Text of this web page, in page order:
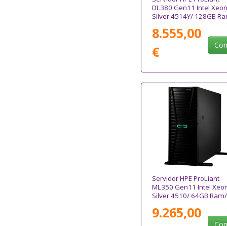
DL380 Gen11 Intel Xeon
Silver 4514Y/ 128GB
8.555,00
€
Servidor HPE ProLiant
ML350 Gen11 Intel
Silver 4510/ 64GB Ram/
9.265,00